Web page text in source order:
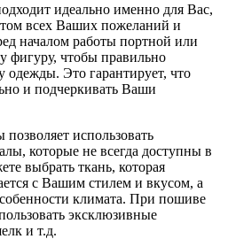
идеально именно для Вас,
всех Ваших пожеланий и
началом работы портной или
фигуру, чтобы правильно
одежды. Это гарантирует, что
и подчеркивать Ваши
использовать
которые не всегда доступны в
выбрать ткань, которая
с Вашим стилем и вкусом, а
климата. При пошиве
эксклюзивные
и т.д.